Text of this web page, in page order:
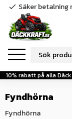
Meny
10% rabatt på alla
check Säker betalning
Fyndhörna
Fyndhörna